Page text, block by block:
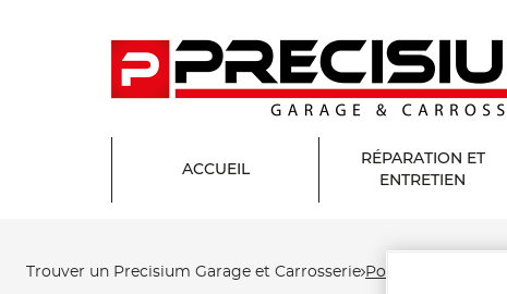
ACCUEIL
RÉPARATION ET
ENTRETIEN
Trouver un Precisium Garage et Carrosserie Pontault-Combault